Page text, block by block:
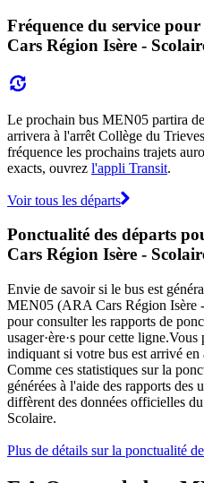
Fréquence du service
Cars Région Isère -
Le prochain bus MEN05 partira
arrivera à l'arrêt Collège du
fréquence les prochains trajets
exacts, ouvrez l'appli Transit.
Voir tous les départs
Ponctualité des départs
Cars Région Isère -
Envie de savoir si le bus est
MEN05 (ARA Cars Région Isère
pour consulter les rapports de
usager·ère·s pour cette
indiquant si votre bus est arrivé
Comme ces statistiques sur la
générées à l'aide des rapports des
diffèrent des données officielles
Scolaire.
Plus de détails sur la ponctualité